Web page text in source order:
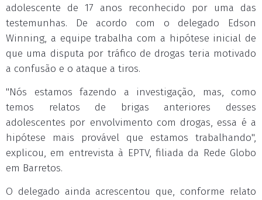
adolescente de 17 anos reconhecido por uma das
testemunhas. De acordo com o delegado Edson
Winning, a equipe trabalha com a hipótese inicial de
que uma disputa por tráfico de drogas teria motivado
a confusão e o ataque a tiros.
"Nós estamos fazendo a investigação, mas, como
temos relatos de brigas anteriores desses
adolescentes por envolvimento com drogas, essa é a
hipótese mais provável que estamos trabalhando",
explicou, em entrevista à EPTV, filiada da Rede Globo
em Barretos.
O delegado ainda acrescentou que, conforme relato